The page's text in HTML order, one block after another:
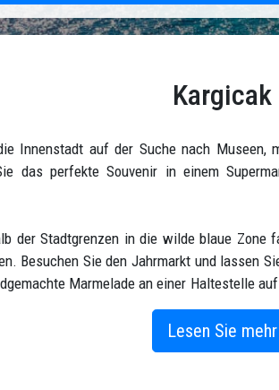
Kargicak
Innenstadt auf der Suche nach Museen,
das perfekte Souvenir in einem
der Stadtgrenzen in die wilde blaue Zone
Besuchen Sie den Jahrmarkt und lassen
Marmelade an einer Haltestelle
sich im organisierten Chaos einer
Lesen Sie mehr